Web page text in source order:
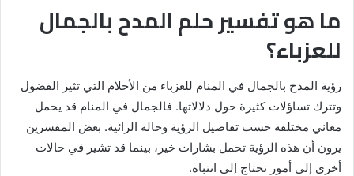
ما هو تفسير حلم المدح بالجمال
للعزباء؟
رؤية المدح بالجمال في المنام للعزباء من الأحلام التي تثير الفضول
وتترك تساؤلات كثيرة حول دلالاتها. فالجمال في المنام قد يحمل
معاني مختلفة حسب تفاصيل الرؤية وحالة الرائية. بعض المفسرين
يرون أن هذه الرؤية تحمل بشارات خير، بينما قد تشير في حالات
أخرى إلى أمور تحتاج إلى انتباه.